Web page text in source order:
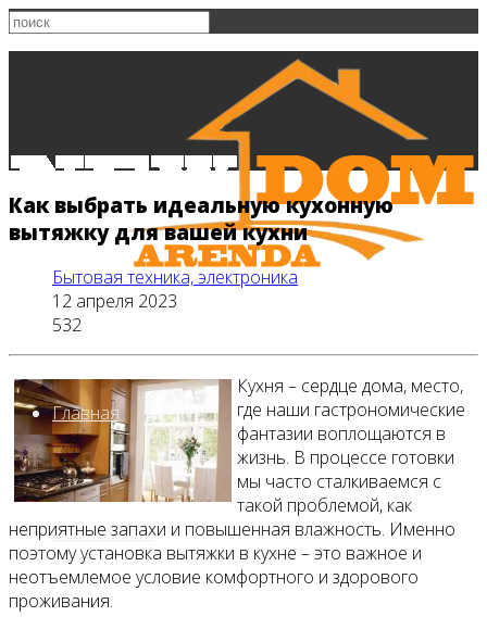
Главная
Все новости
Как выбрать идеальную кухонную
вытяжку для вашей кухни
Бытовая техника, электроника
12 апреля 2023
532
Кухня – сердце дома, место,
где наши гастрономические
фантазии воплощаются в
жизнь. В процессе готовки
мы часто сталкиваемся с
такой проблемой, как
неприятные запахи и повышенная влажность. Именно
поэтому установка вытяжки в кухне – это важное и
неотъемлемое условие комфортного и здорового
проживания.